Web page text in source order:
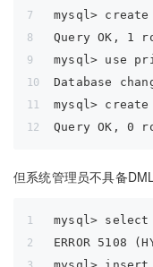
mysql>
Query OK, 1
mysql> use
Database
mysql>
Query OK, 0
但系统管理员不具备
mysql>
ERROR 5108